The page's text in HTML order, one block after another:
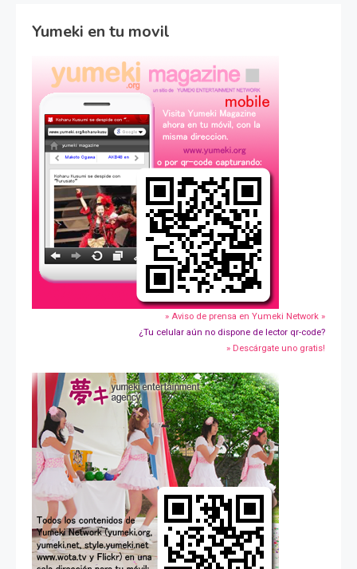
Yumeki en tu movil
» Aviso de prensa en Yumeki Network »
¿Tu celular aún no dispone de lector qr-code?
» Descárgate uno gratis!